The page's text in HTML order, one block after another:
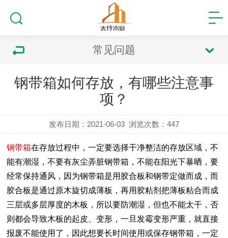
常见问题
钢带箱如何存放，有哪些注意事
项？
发布日期：2021-06-03 浏览次数：447
钢带箱在存放过程中，一定要选择干净整洁的存放区域，不
能有潮湿，不要有灰尘弄脏钢带箱，不能在阳光下暴晒，要
经常保持通风，因为钢带箱是用胶合板和钢带定做而成，而
胶合板是通过原木旋切成薄板，再用胶粘剂把薄板粘合而成
三层或多层厚度的木板，所以要防潮湿，但也不能太干，否
则都会导致木板的起皮、变形，一旦发霉变形严重，就直接
报废不能使用了，因此想要长时间使用或保存钢带箱，一定